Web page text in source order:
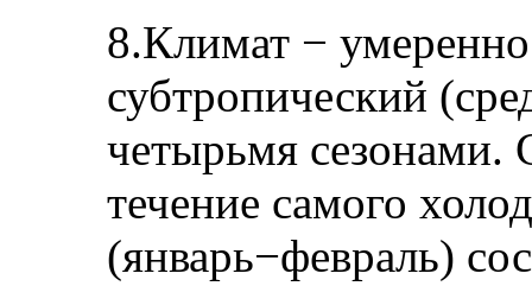
8.Климат −
субтропический
четырьмя сезонами.
течение самого
(январь−февраль)